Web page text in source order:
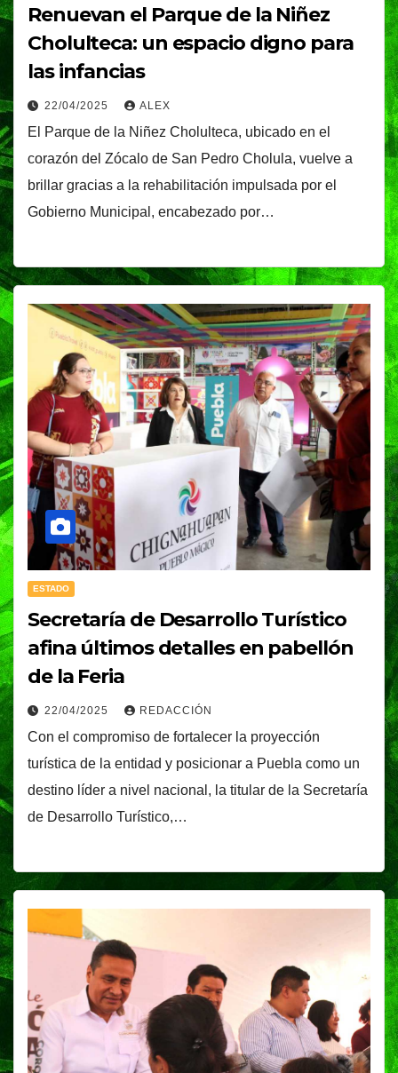
Renuevan el Parque de la Niñez
Cholulteca: un espacio digno para
las infancias
22/04/2025 ALEX
El Parque de la Niñez Cholulteca, ubicado en el
corazón del Zócalo de San Pedro Cholula, vuelve a
brillar gracias a la rehabilitación impulsada por el
Gobierno Municipal, encabezado por…
ESTADO
Secretaría de Desarrollo Turístico
afina últimos detalles en pabellón
de la Feria
22/04/2025 REDACCIÓN
Con el compromiso de fortalecer la proyección
turística de la entidad y posicionar a Puebla como un
destino líder a nivel nacional, la titular de la Secretaría
de Desarrollo Turístico,…